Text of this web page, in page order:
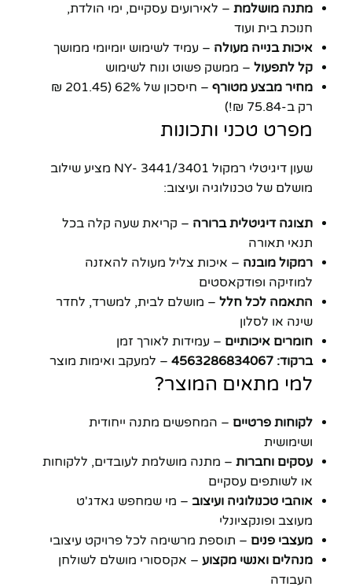
מתנה מושלמת – לאירועים עסקיים, ימי הולדת,
חנוכת בית ועוד
איכות בנייה מעולה – עמיד לשימוש יומיומי ממושך
קל לתפעול – ממשק פשוט ונוח לשימוש
מחיר מבצע מטורף
– חיסכון של 62% (201.45 ₪
רק ב-75.84 ₪!)
מפרט טכני ותכונות
שעון דיגיטלי רמקול 3441/3401 -NY מציע שילוב
מושלם של טכנולוגיה ועיצוב:
תצוגה דיגיטלית ברורה – קריאת שעה קלה בכל
תנאי תאורה
רמקול מובנה – איכות צליל מעולה להאזנה
למוזיקה ופודקאסטים
התאמה לכל חלל – מושלם לבית, למשרד, לחדר
שינה או לסלון
חומרים איכותיים – עמידות לאורך זמן
ברקוד: 4563286834067
– למעקב ואימות מוצר
למי מתאים המוצר?
לקוחות פרטיים – המחפשים מתנה ייחודית
ושימושית
עסקים וחברות – מתנה מושלמת לעובדים, ללקוחות
או לשותפים עסקיים
אוהבי טכנולוגיה ועיצוב – מי שמחפש גאדג'ט
מעוצב ופונקציונלי
מעצבי פנים – תוספת מרשימה לכל פרויקט עיצובי
מנהלים ואנשי מקצוע – אקססורי מושלם לשולחן
העבודה